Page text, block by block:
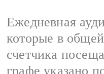
Ежедневная
которые в
счетчика
графе указано